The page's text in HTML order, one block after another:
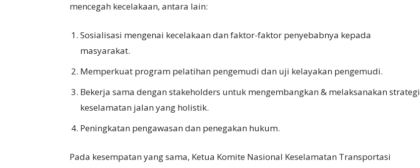
mencegah kecelakaan, antara lain:
Sosialisasi mengenai kecelakaan dan faktor-faktor penyebabnya kepada
masyarakat.
Memperkuat program pelatihan pengemudi dan uji kelayakan pengemudi.
Bekerja sama dengan stakeholders untuk mengembangkan & melaksanakan strategi
keselamatan jalan yang holistik.
Peningkatan pengawasan dan penegakan hukum.
Pada kesempatan yang sama, Ketua Komite Nasional Keselamatan Transportasi